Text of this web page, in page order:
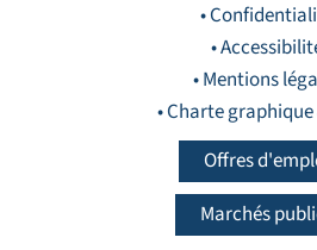
•
•
• Mentions
• Charte
Offres
Marchés